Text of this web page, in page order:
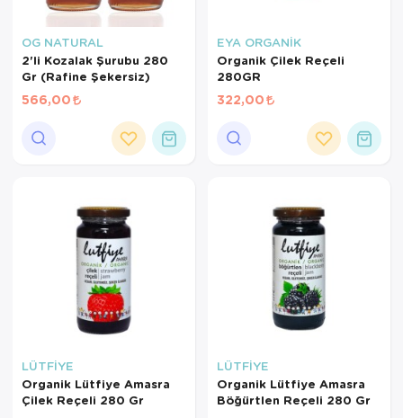
OG NATURAL
2'li Kozalak Şurubu 280
Gr (Rafine Şekersiz)
566,00
EYA ORGANİK
Organik Çilek Reçeli
280GR
322,00
LÜTFİYE
Organik Lütfiye Amasra
Çilek Reçeli 280 Gr
LÜTFİYE
Organik Lütfiye Amasra
Böğürtlen Reçeli 280 Gr